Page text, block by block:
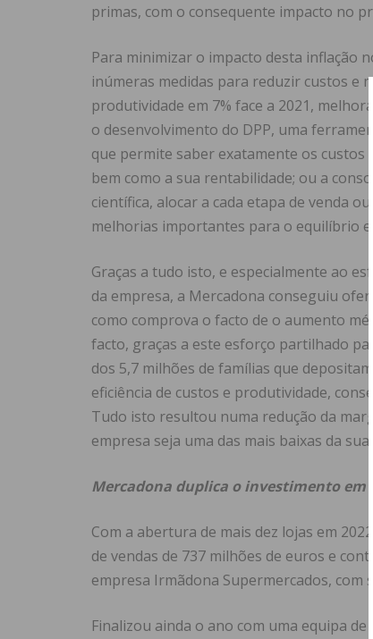
primas, com o consequente impacto no
Para minimizar o impacto desta inflação
inúmeras medidas para reduzir custos e
produtividade em 7% face a 2021,
o desenvolvimento do DPP, uma
que permite saber exatamente os custos
bem como a sua rentabilidade; ou a
científica, alocar a cada etapa de venda
melhorias importantes para o equilíbrio
Graças a tudo isto, e especialmente ao
da empresa, a Mercadona conseguiu
como comprova o facto de o aumento
facto, graças a este esforço partilhado
dos 5,7 milhões de famílias que
eficiência de custos e produtividade,
Tudo isto resultou numa redução da
empresa seja uma das mais baixas da
Mercadona duplica o investimento em
Com a abertura de mais dez lojas em
de vendas de 737 milhões de euros e
empresa Irmãdona Supermercados, com
Finalizou ainda o ano com uma equipa